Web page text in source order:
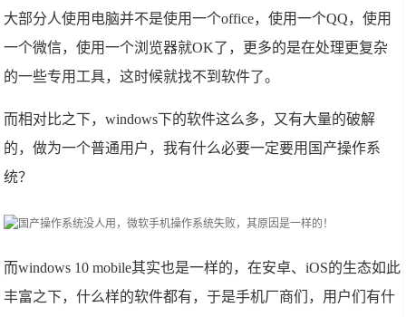
大部分人使用电脑并不是使用一个office，使用一个QQ，使用
一个微信，使用一个浏览器就OK了，更多的是在处理更复杂
的一些专用工具，这时候就找不到软件了。
而相对比之下，windows下的软件这么多，又有大量的破解
的，做为一个普通用户，我有什么必要一定要用国产操作系
统？
而windows 10 mobile其实也是一样的，在安卓、iOS的生态如此
丰富之下，什么样的软件都有，于是手机厂商们，用户们有什